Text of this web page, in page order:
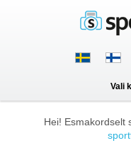
Vali
Hei! Esmakordselt